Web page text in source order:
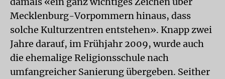
Mecklenburg-Vorpommern hinaus, dass
solche Kulturzentren entstehen». Knapp zwei
Jahre darauf, im Frühjahr 2009, wurde auch
die ehemalige Religionsschule nach
umfangreicher Sanierung übergeben. Seither